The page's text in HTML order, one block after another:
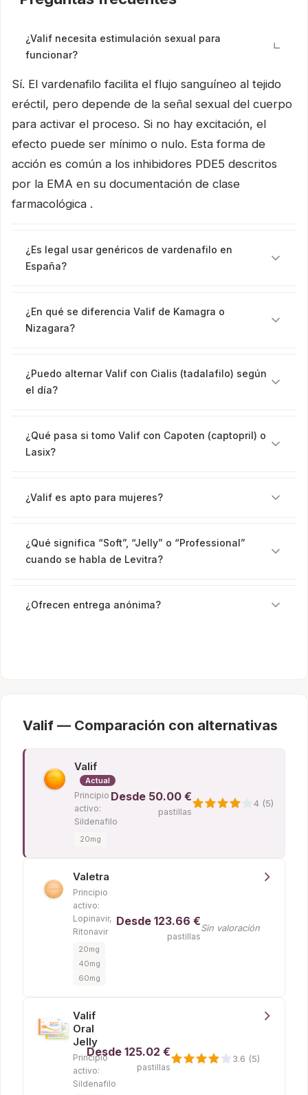
¿Valif necesita estimulación sexual para
funcionar?
Sí. El vardenafilo facilita el flujo sanguíneo al tejido
eréctil, pero depende de la señal sexual del cuerpo
para activar el proceso. Si no hay excitación, el
efecto puede ser mínimo o nulo. Esta forma de
acción es común a los inhibidores PDE5 descritos
por la EMA en su documentación de clase
farmacológica .
¿Es legal usar genéricos de vardenafilo en
España?
¿En qué se diferencia Valif de Kamagra o
Nizagara?
¿Puedo alternar Valif con Cialis (tadalafilo) según
el día?
¿Qué pasa si tomo Valif con Capoten (captopril) o
Lasix?
¿Valif es apto para mujeres?
¿Qué significa “Soft”, “Jelly” o “Professional”
cuando se habla de Levitra?
¿Ofrecen entrega anónima?
Valif — Comparación con alternativas
Valif
Actual
Principio
activo:
Sildenafilo
20mg
Desde 50.00 €
pastillas
4 (5)
Valetra
Principio
activo:
Lopinavir,
Ritonavir
20mg
40mg
60mg
Desde 123.66 €
pastillas
Sin valoración
Valif
Oral
Jelly
Principio
activo:
Sildenafilo
Desde 125.02 €
pastillas
3.6 (5)